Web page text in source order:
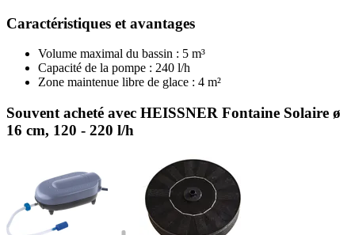
Caractéristiques et avantages
Volume maximal du bassin : 5 m³
Capacité de la pompe : 240 l/h
Zone maintenue libre de glace : 4 m²
Souvent acheté avec HEISSNER Fontaine Solaire ø
16 cm, 120 - 220 l/h